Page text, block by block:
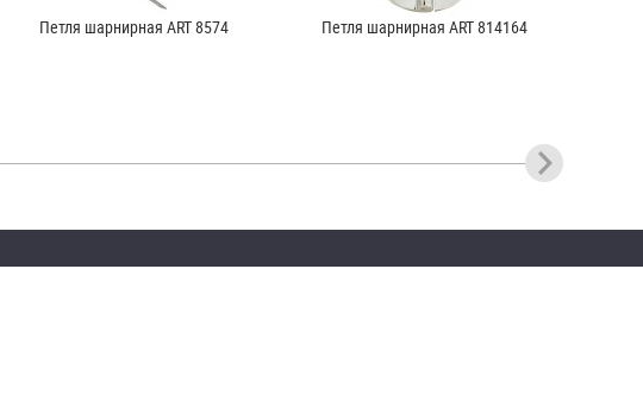
Петля шарнирная ART 8574 Петля шарнирная ART 814164